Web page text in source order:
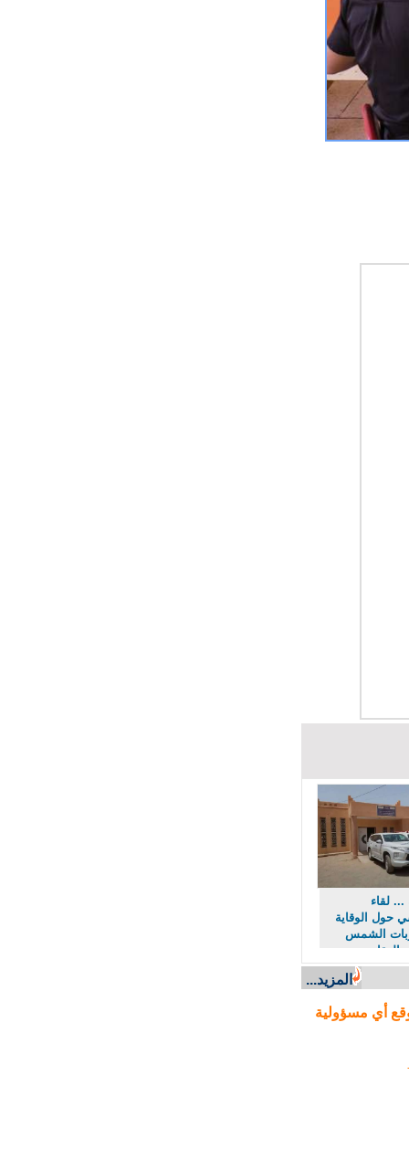
لقاء
الوقاية
الشمس
المزيد...
أي مسؤولية